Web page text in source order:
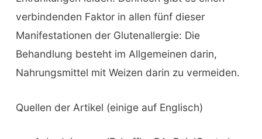
verbindenden Faktor in allen fünf dieser
Manifestationen der Glutenallergie: Die
Behandlung besteht im Allgemeinen darin,
Nahrungsmittel mit Weizen darin zu vermeiden.
Quellen der Artikel (einige auf Englisch)